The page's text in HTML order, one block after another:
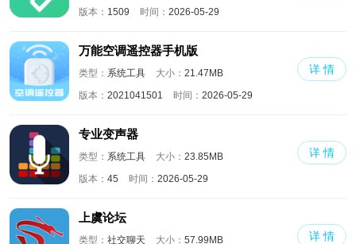
版本： 1509 时间： 2026-05-29
万能空调遥控器手机版
类型： 系统工具 大小： 21.47MB
版本： 2021041501 时间： 2026-05-29
详 情
专业变声器
类型： 系统工具 大小： 23.85MB
版本： 45 时间： 2026-05-29
详 情
上虞论坛
类型： 社交聊天 大小： 57.99MB
详 情